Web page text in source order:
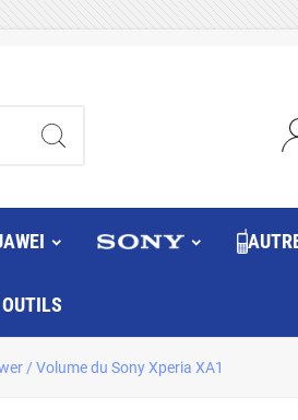
OUTILS
/ Volume du Sony Xperia XA1